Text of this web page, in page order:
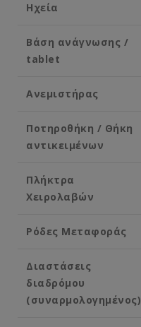
Ηχεία
Βάση ανάγνωσης /
tablet
Ανεμιστήρας
Ποτηροθήκη / Θήκη
αντικειμένων
Πλήκτρα
Χειρολαβών
Ρόδες Μεταφοράς
Διαστάσεις
διαδρόμου
(συναρμολογημένος)